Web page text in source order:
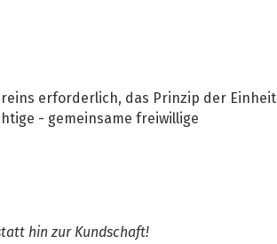
erforderlich, das Prinzip der Einheit
- gemeinsame freiwillige
hin zur Kundschaft!